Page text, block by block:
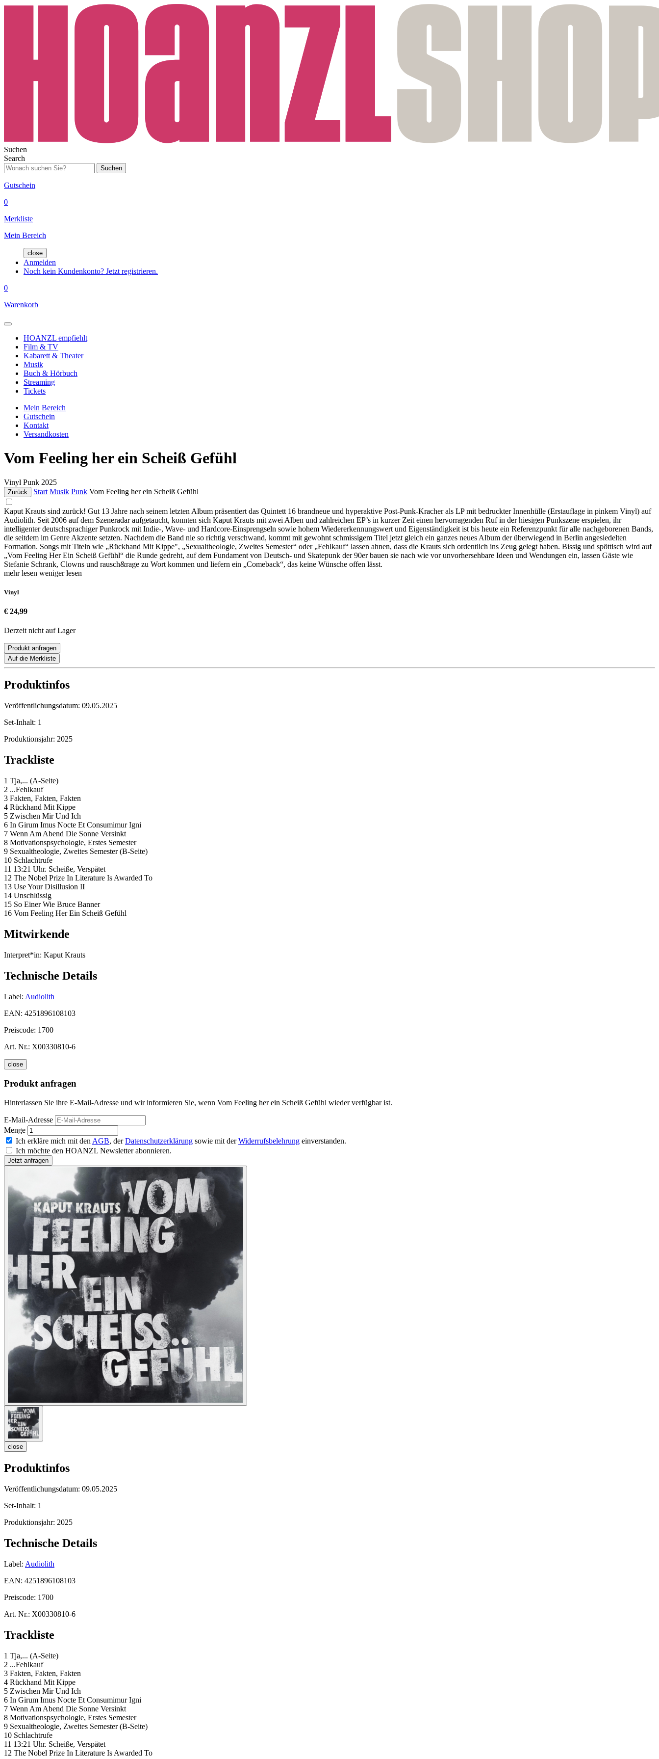
Suchen
Search
Suchen
Gutschein
0
Merkliste
Mein Bereich
close
Anmelden
Noch kein Kundenkonto? Jetzt registrieren.
0
Warenkorb
HOANZL empfiehlt
Film & TV
Kabarett & Theater
Musik
Buch & Hörbuch
Streaming
Tickets
Mein Bereich
Gutschein
Kontakt
Versandkosten
Vom Feeling her ein Scheiß Gefühl
Vinyl Punk 2025
Zurück Start Musik Punk Vom Feeling her ein Scheiß Gefühl
Kaput Krauts sind zurück! Gut 13 Jahre nach seinem letzten Album präsentiert das Quintett 16 brandneue und hyperaktive Post-Punk-Kracher als LP mit bedruckter Innenhülle (Erstauflage in pinkem Vinyl) auf
Audiolith. Seit 2006 auf dem Szeneradar aufgetaucht, konnten sich Kaput Krauts mit zwei Alben und zahlreichen EP’s in kurzer Zeit einen hervorragenden Ruf in der hiesigen Punkszene erspielen, ihr
intelligenter deutschsprachiger Punkrock mit Indie-, Wave- und Hardcore-Einsprengseln sowie hohem Wiedererkennungswert und Eigenständigkeit ist bis heute ein Referenzpunkt für alle nachgeborenen Bands,
die seitdem im Genre Akzente setzten. Nachdem die Band nie so richtig verschwand, kommt mit gewohnt schmissigem Titel jetzt gleich ein ganzes neues Album der überwiegend in Berlin angesiedelten
Formation. Songs mit Titeln wie „Rückhand Mit Kippe", „Sexualtheologie, Zweites Semester“ oder „Fehlkauf“ lassen ahnen, dass die Krauts sich ordentlich ins Zeug gelegt haben. Bissig und spöttisch wird auf
„Vom Feeling Her Ein Scheiß Gefühl“ die Runde gedreht, auf dem Fundament von Deutsch- und Skatepunk der 90er bauen sie nach wie vor unvorhersehbare Ideen und Wendungen ein, lassen Gäste wie
Stefanie Schrank, Clowns und rausch&rage zu Wort kommen und liefern ein „Comeback“, das keine Wünsche offen lässt.
mehr lesen weniger lesen
Vinyl
€ 24,99
Derzeit nicht auf Lager
Produkt anfragen
Auf die Merkliste
Produktinfos
Veröffentlichungsdatum: 09.05.2025
Set-Inhalt: 1
Produktionsjahr: 2025
Trackliste
1 Tja,... (A-Seite)
2 ...Fehlkauf
3 Fakten, Fakten, Fakten
4 Rückhand Mit Kippe
5 Zwischen Mir Und Ich
6 In Girum Imus Nocte Et Consumimur Igni
7 Wenn Am Abend Die Sonne Versinkt
8 Motivationspsychologie, Erstes Semester
9 Sexualtheologie, Zweites Semester (B-Seite)
10 Schlachtrufe
11 13:21 Uhr. Scheiße, Verspätet
12 The Nobel Prize In Literature Is Awarded To
13 Use Your Disillusion II
14 Unschlüssig
15 So Einer Wie Bruce Banner
16 Vom Feeling Her Ein Scheiß Gefühl
Mitwirkende
Interpret*in: Kaput Krauts
Technische Details
Label: Audiolith
EAN: 4251896108103
Preiscode: 1700
Art. Nr.: X00330810-6
close
Produkt anfragen
Hinterlassen Sie ihre E-Mail-Adresse und wir informieren Sie, wenn Vom Feeling her ein Scheiß Gefühl wieder verfügbar ist.
E-Mail-Adresse
Menge
Ich erkläre mich mit den AGB, derDatenschutzerklärung sowie mit derWiderrufsbelehrung einverstanden.
Ich möchte den HOANZL Newsletter abonnieren.
close
Produktinfos
Veröffentlichungsdatum: 09.05.2025
Set-Inhalt: 1
Produktionsjahr: 2025
Technische Details
Label: Audiolith
EAN: 4251896108103
Preiscode: 1700
Art. Nr.: X00330810-6
Trackliste
1 Tja,... (A-Seite)
2 ...Fehlkauf
3 Fakten, Fakten, Fakten
4 Rückhand Mit Kippe
5 Zwischen Mir Und Ich
6 In Girum Imus Nocte Et Consumimur Igni
7 Wenn Am Abend Die Sonne Versinkt
8 Motivationspsychologie, Erstes Semester
9 Sexualtheologie, Zweites Semester (B-Seite)
10 Schlachtrufe
11 13:21 Uhr. Scheiße, Verspätet
12 The Nobel Prize In Literature Is Awarded To